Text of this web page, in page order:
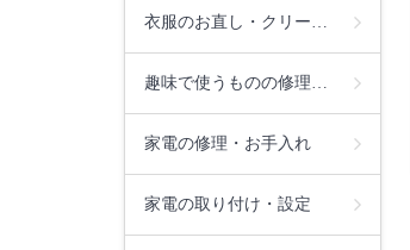
衣服のお直し・クリー…
趣味で使うものの修理…
家電の修理・お手入れ
家電の取り付け・設定